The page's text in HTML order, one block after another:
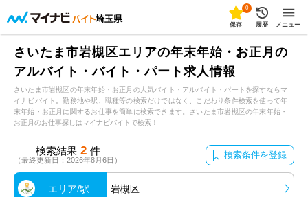
埼玉県
0
保存 履歴 メニュー
さいたま市岩槻区エリアの年末年始・お正月の
アルバイト・バイト・パート求人情報
さいたま市岩槻区の年末年始・お正月の人気バイト・アルバイト・パートを探すならマ
イナビバイト。勤務地や駅、職種等の検索だけではなく、こだわり条件検索を使って年
末年始・お正月に関するお仕事を簡単に検索できます。さいたま市岩槻区の年末年始・
お正月のお仕事探しはマイナビバイトで検索！
検索結果 2 件
（最終更新日：2026年8月6日） 検索条件を登録
エリア/駅 岩槻区